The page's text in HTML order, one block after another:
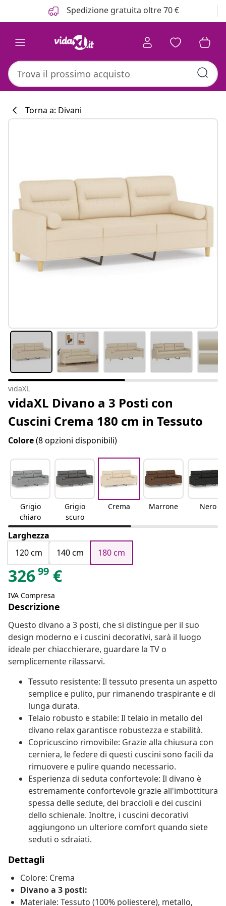
Spedizione gratuita oltre 70 €
Torna a: Divani
vidaXL
vidaXL Divano a 3 Posti con
Cuscini Crema 180 cm in Tessuto
Colore(8 opzioni disponibili)
Grigio
chiaro
Grigio
scuro
Crema Marrone Nero
Larghezza
120 cm
140 cm 180 cm
32699 €
IVA Compresa
Descrizione
Questo divano a 3 posti, che si distingue per il suo
design moderno e i cuscini decorativi, sarà il luogo
ideale per chiacchierare, guardare la TV o
semplicemente rilassarvi.
Tessuto resistente: Il tessuto presenta un aspetto
semplice e pulito, pur rimanendo traspirante e di
lunga durata.
Telaio robusto e stabile: Il telaio in metallo del
divano relax garantisce robustezza e stabilità.
Copricuscino rimovibile: Grazie alla chiusura con
cerniera, le federe di questi cuscini sono facili da
rimuovere e pulire quando necessario.
Esperienza di seduta confortevole: Il divano è
estremamente confortevole grazie all'imbottitura
spessa delle sedute, dei braccioli e dei cuscini
dello schienale. Inoltre, i cuscini decorativi
aggiungono un ulteriore comfort quando siete
seduti o sdraiati.
Dettagli
Colore: Crema
Divano a 3 posti:
Materiale: Tessuto (100% poliestere), metallo,